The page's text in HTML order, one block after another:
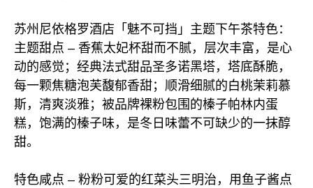
苏州尼依格罗酒店「魅不可挡」主题下午茶特色：
主题甜点 – 香蕉太妃杯甜而不腻，层次丰富，是心
动的感觉；经典法式甜品圣多诺黑塔，塔底酥脆，
每一颗焦糖泡芙馥郁香甜；顺滑细腻的白桃茉莉慕
斯，清爽淡雅；被品牌裸粉包围的榛子帕林内蛋
糕，饱满的榛子味，是冬日味蕾不可缺少的一抹醇
甜。
特色咸点 – 粉粉可爱的红菜头三明治，用鱼子酱点